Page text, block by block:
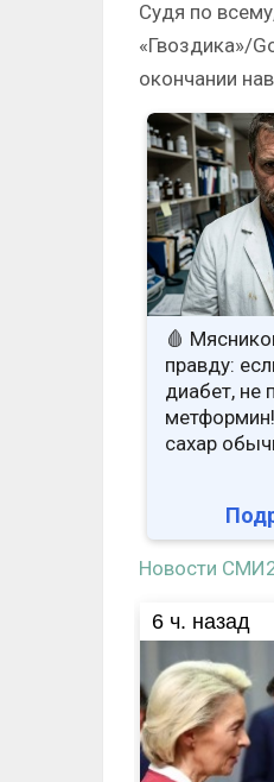
Судя по
«Гвоздика»/
окончании
🩸
правду:
диабет, не
сахар
Новости
6 ч. назад